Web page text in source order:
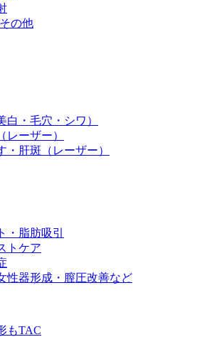
の他
白・毛穴・シワ）
レーザー）
・肝斑（レーザー）
・脂肪吸引
トケア
性器形成・膣圧改善など
もTAC